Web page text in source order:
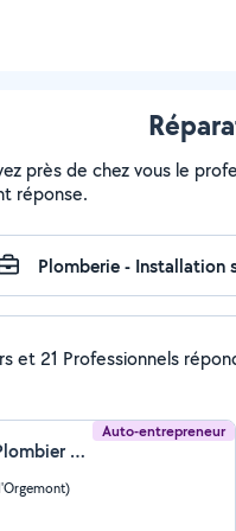
près de chez vous le
réponse.
et 21 Professionnels
Auto-entrepreneur
Kamal Merbouh (Plombier Express)